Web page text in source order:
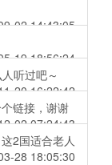
02 14:43:05
19 18:56:24
听过吧～
20 16:22:42
链接，谢谢
02 07:24:43
2国适合老人
28 18:05:30